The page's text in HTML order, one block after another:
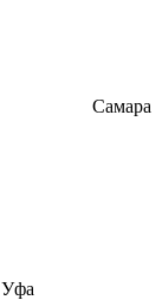
Самара
Уфа